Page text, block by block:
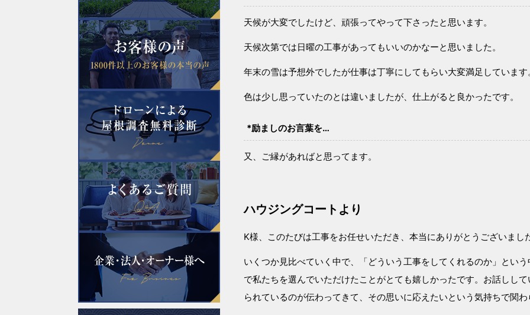
天候が大変でしたけど、頑張ってやって下さったと思います。
天候次第では日曜の工事があってもいいのかなーと思いました。
年末の雪は予想外でしたが仕事は丁寧にしてもらい大変満足しています
色は少し思っていたのとは違いましたが、仕上がると良かったです。
*励ましのお言葉を…
又、ご縁があればと思ってます。
ハウジングコートより
K様、このたびは工事をお任せいただき、本当にありがとうございまし
いくつか見比べていく中で、「どういう工事をしてくれるのか」とい
で私たちを選んでいただけたことがとても嬉しかったです。お話しし
られているのが伝わってきて、その思いに応えたいという気持ちで関